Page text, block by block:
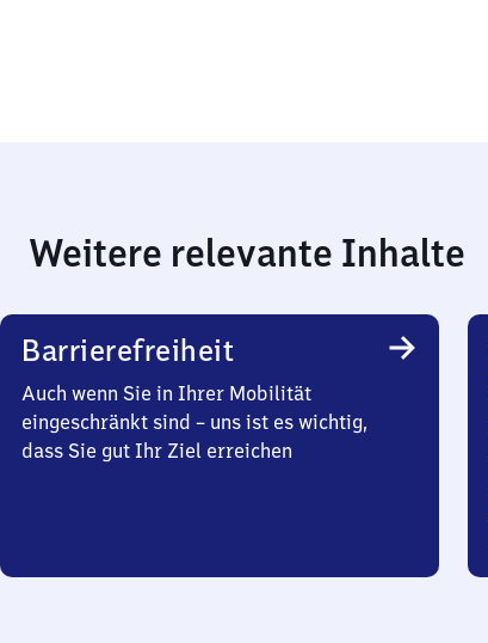
Weitere relevante Inhalte
Barrierefreiheit
Auch wenn Sie in Ihrer Mobilität
eingeschränkt sind – uns ist es wichtig,
dass Sie gut Ihr Ziel erreichen